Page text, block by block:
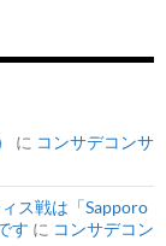
に コンサデコンサ
ス戦は「Sapporo
す に コンサデコン